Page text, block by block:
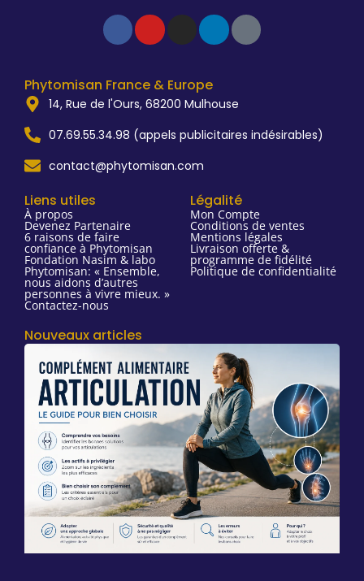
Facebook-YoutubeInstagramLinkedinTiktok
Phytomisan France & Europe
14, Rue de l'Ours, 68200 Mulhouse
07.69.55.34.98 (appels publicitaires indésirables)
contact@phytomisan.com
Liens utiles
À propos
Devenez Partenaire
6 raisons de faire
confiance à Phytomisan
Fondation Nasim & labo
Phytomisan: « Ensemble,
nous aidons d’autres
personnes à vivre mieux. »
Contactez-nous
Légalité
Mon Compte
Conditions de ventes
Mentions légales
Livraison offerte &
programme de fidélité
Politique de confidentialité
Nouveaux articles